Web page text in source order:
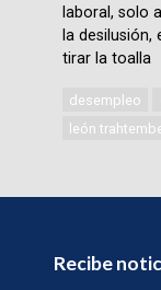
laboral, solo
la
tirar la toalla
desempleo
león
Recibe